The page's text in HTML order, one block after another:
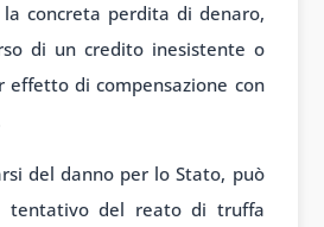
concreta perdita di denaro,
di un credito inesistente o
effetto di compensazione con
del danno per lo Stato, può
tentativo del reato di truffa